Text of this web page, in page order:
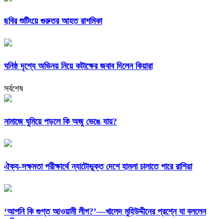
ছবির শুটিংয়ে গুরুতর আহত রাশমিকা
ঘনিষ্ঠ দৃশ্যে অভিনয় নিয়ে কটাক্ষের জবাব দিলেন কিয়ারা
সর্বশেষ
নামাজে ঘুমিয়ে পড়লে কি অজু ভেঙে যায়?
ঐক্য-সক্ষমতা পরীক্ষার্থে ন্যাটোভুক্ত দেশে হামলা চালাতে পারে রাশিয়া
‘আপনি কি গুপ্ত আওয়ামী লীগ?’—খালেদ মুহিউদ্দীনের প্রশ্নে যা বললেন